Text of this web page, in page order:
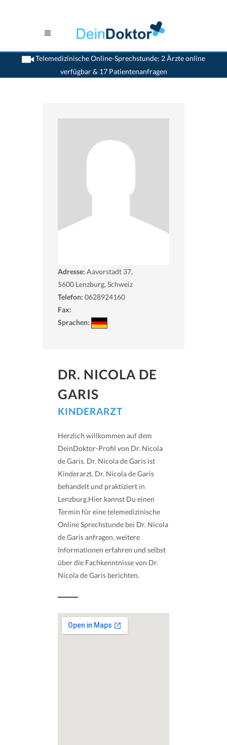
Telemedizinische Online-Sprechstunde: 2 Ärzte online
verfügbar & 17 Patientenanfragen
>Kinderaerzte>Lenzburg>Dr. Nicola de Garis>Termin mit Dr. Nicola De Garis
Adresse: Aavorstadt 37,
5600 Lenzburg, Schweiz
Telefon: 0628924160
Fax:
Sprachen:
DR. NICOLA DE
GARIS
KINDERARZT
Herzlich willkommen auf dem
DeinDoktor-Profil von Dr. Nicola
de Garis. Dr. Nicola de Garis ist
Kinderarzt. Dr. Nicola de Garis
behandelt und praktiziert in
Lenzburg.Hier kannst Du einen
Termin für eine telemedizinische
Online Sprechstunde bei Dr. Nicola
de Garis anfragen, weitere
Informationen erfahren und selbst
über die Fachkenntnisse von Dr.
Nicola de Garis berichten.